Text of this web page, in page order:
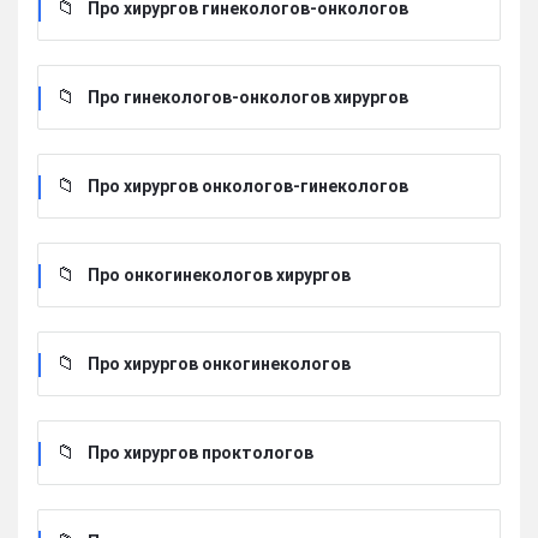
Про хирургов гинекологов-онкологов
Про гинекологов-онкологов хирургов
Про хирургов онкологов-гинекологов
Про онкогинекологов хирургов
Про хирургов онкогинекологов
Про хирургов проктологов